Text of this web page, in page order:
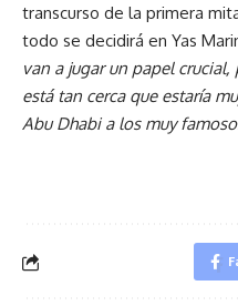
transcurso de la primera
todo se decidirá en Yas
van a jugar un papel
está tan cerca que estaría
Abu Dhabi a los muy